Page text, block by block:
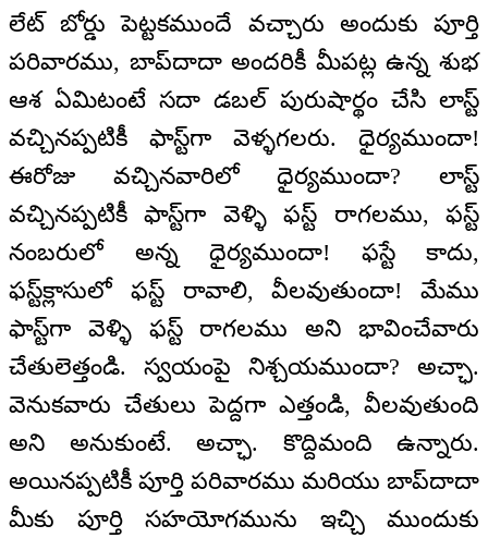
లేట్‌ బోర్డు పెట్టకముందే వచ్చారు అందుకు పూర్తి
పరివారము, బాప్‌దాదా అందరికీ మీపట్ల ఉన్న శుభ
ఆశ ఏమిటంటే సదా డబల్ పురుషార్థం చేసి లాస్ట్‌
వచ్చినప్పటికీ ఫాస్ట్‌గా వెళ్ళగలరు. ధైర్యముందా!
ఈరోజు వచ్చినవారిలో ధైర్యముందా? లాస్ట్‌
వచ్చినప్పటికీ ఫాస్ట్‌గా వెళ్ళి ఫస్ట్‌ రాగలము, ఫస్ట్‌
నంబరులో అన్న ధైర్యముందా! ఫస్టే కాదు,
ఫస్ట్‌క్లాసులో ఫస్ట్‌ రావాలి, వీలవుతుందా! మేము
ఫాస్ట్‌గా వెళ్ళి ఫస్ట్‌ రాగలము అని భావించేవారు
చేతులెత్తండి. స్వయంపై నిశ్చయముందా? అచ్ఛా.
వెనుకవారు చేతులు పెద్దగా ఎత్తండి, వీలవుతుంది
అని అనుకుంటే. అచ్ఛా. కొద్దిమంది ఉన్నారు.
అయినప్పటికీ పూర్తి పరివారము మరియు బాప్‌దాదా
మీకు పూర్తి సహయోగమును ఇచ్చి ముందుకు